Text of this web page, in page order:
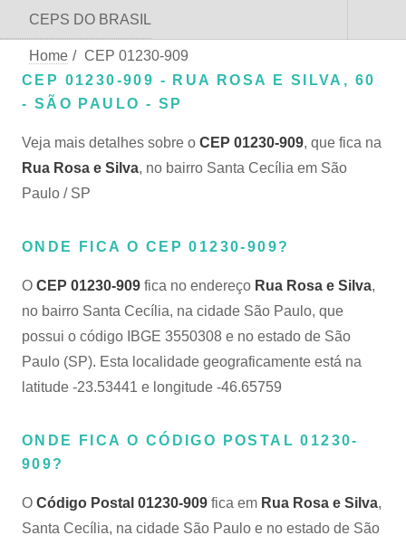
CEPS DO BRASIL
Home / CEP 01230-909
CEP 01230-909 - RUA ROSA E SILVA, 60
- SÃO PAULO - SP
Veja mais detalhes sobre o CEP 01230-909, que fica na
Rua Rosa e Silva, no bairro Santa Cecília em São
Paulo / SP
ONDE FICA O CEP 01230-909?
O CEP 01230-909 fica no endereço Rua Rosa e Silva,
no bairro Santa Cecília, na cidade São Paulo, que
possui o código IBGE 3550308 e no estado de São
Paulo (SP). Esta localidade geograficamente está na
latitude -23.53441 e longitude -46.65759
ONDE FICA O CÓDIGO POSTAL 01230-
909?
O Código Postal 01230-909 fica em Rua Rosa e Silva,
Santa Cecília, na cidade São Paulo e no estado de São